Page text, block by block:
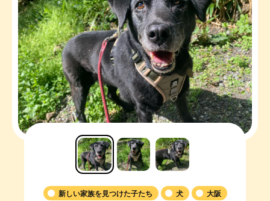
新しい家族を見つけた子たち 犬 大阪